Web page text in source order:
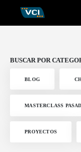
BUSCAR POR
BLOG
MASTERCLASS
PROYECTOS